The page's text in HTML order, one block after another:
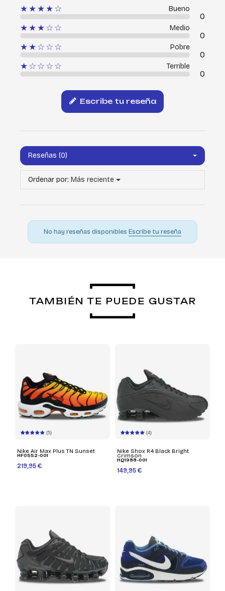
★★★★☆
Bueno
0
★★★☆☆
Medio
0
★★☆☆☆
Pobre
0
★☆☆☆☆
Terrible
0
Escribe tu reseña
Reseñas (0)
Ordenar por: Más reciente
No hay reseñas disponibles Escribe tu reseña
TAMBIÉN TE PUEDE GUSTAR
(5)
Nike Air Max Plus TN Sunset
HF0552-001
219,95 €
(4)
Nike Shox R4 Black Bright
Crimson
HQ1988-001
149,95 €